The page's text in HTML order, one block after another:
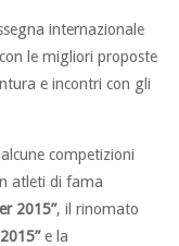
internazionale
le migliori proposte
e incontri con gli
competizioni
atleti di fama
2015”, il rinomato
e la